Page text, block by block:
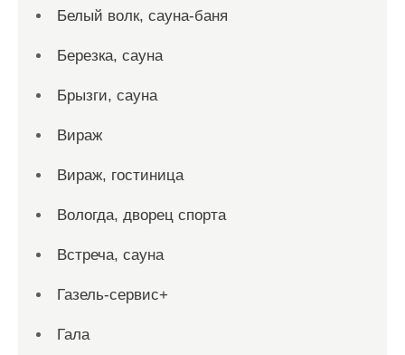
Белый волк, сауна-баня
Березка, сауна
Брызги, сауна
Вираж
Вираж, гостиница
Вологда, дворец спорта
Встреча, сауна
Газель-сервис+
Гала